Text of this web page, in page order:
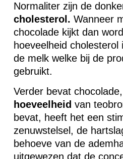
Normaliter zijn de
cholesterol. Wanneer
chocolade kijkt dan
hoeveelheid
de melk welke bij de
gebruikt.
Verder bevat
hoeveelheid van
bevat, heeft het een
zenuwstelsel, de
behoeve van de
uitgewezen dat de